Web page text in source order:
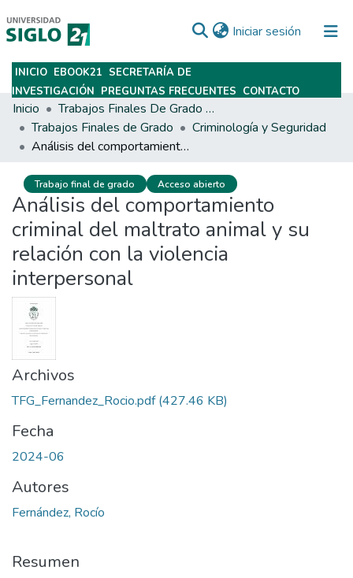
Iniciar sesión (current)
Subir
INICIO EBOOK21 SECRETARÍA DE
INVESTIGACIÓN PREGUNTAS FRECUENTES CONTACTO
Inicio
Trabajos Finales De Grado Y Posgrado
Trabajos Finales de Grado
Criminología y Seguridad
Análisis del comportamiento criminal del maltrato animal y su relación con la violencia interpersonal
Trabajo final de grado Acceso abierto
Análisis del comportamiento
criminal del maltrato animal y su
relación con la violencia
interpersonal
Archivos
TFG_Fernandez_Rocio.pdf(427.46 KB)
Fecha
2024-06
Autores
Fernández, Rocío
Resumen